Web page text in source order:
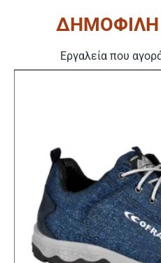
ΔΗΜΟΦΙΛΗ
Εργαλεία που